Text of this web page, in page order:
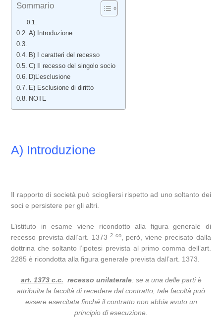
Sommario
A) Introduzione
B) I caratteri del recesso
C) Il recesso del singolo socio
D)L’esclusione
E) Esclusione di diritto
NOTE
A) Introduzione
Il rapporto di società può sciogliersi rispetto ad uno soltanto dei
soci e persistere per gli altri.
L’istituto in esame viene ricondotto alla figura generale di
recesso prevista dall’art. 13732 co, però, viene precisato dalla
dottrina che soltanto l’ipotesi prevista al primo comma dell’art.
2285 è ricondotta alla figura generale prevista dall’art. 1373.
art. 1373 c.c. recesso unilaterale: se a una delle parti è
attribuita la facoltà di recedere dal contratto, tale facoltà può
essere esercitata finché il contratto non abbia avuto un
principio di esecuzione.